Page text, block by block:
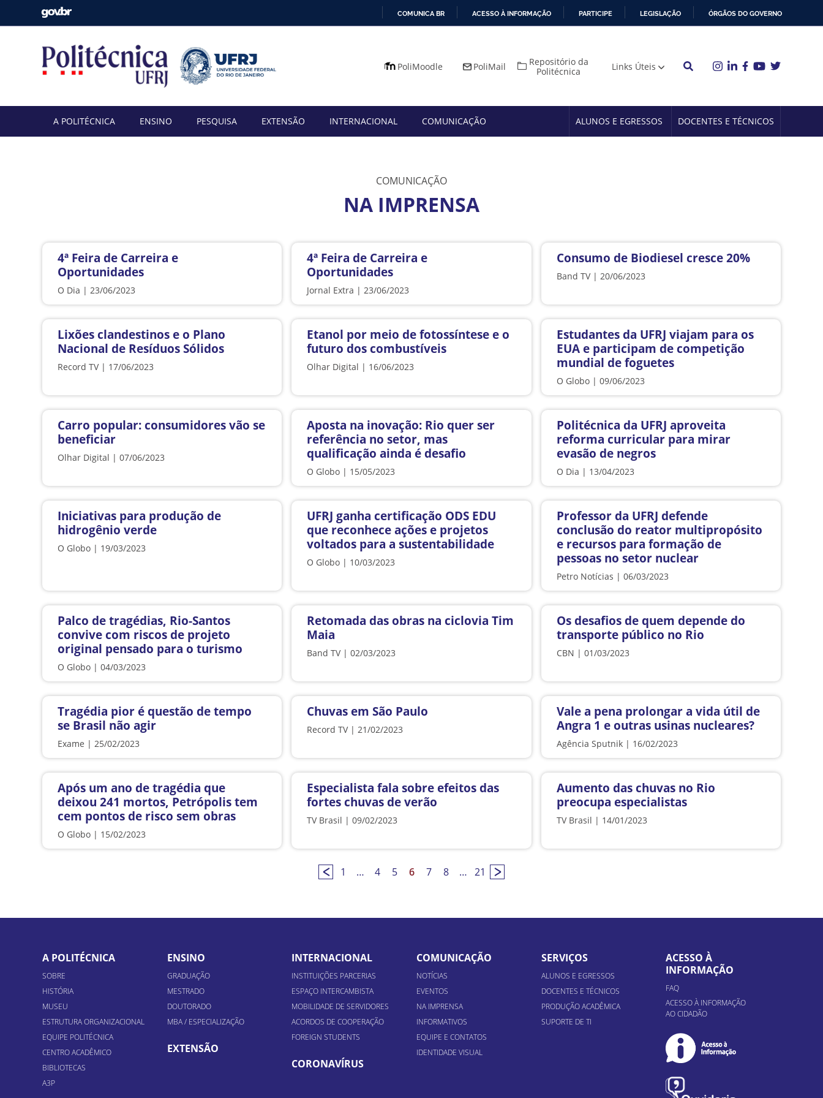
O
COMUNICA BR ACESSO À INFORMAÇÃO PARTICIPE LEGISLAÇÃO ÓRGÃOS DO GOVERNO
PoliMoodle PoliMail
Repositório da
Politécnica
Links Úteis
A POLITÉCNICA ENSINO PESQUISA EXTENSÃO INTERNACIONAL COMUNICAÇÃO ALUNOS E EGRESSOS DOCENTES E TÉCNICOS
COMUNICAÇÃO
NA IMPRENSA
4ª Feira de Carreira e
Oportunidades
O Dia | 23/06/2023
4ª Feira de Carreira e
Oportunidades
Jornal Extra | 23/06/2023
Consumo de Biodiesel cresce 20%
Band TV | 20/06/2023
Lixões clandestinos e o Plano
Nacional de Resíduos Sólidos
Record TV | 17/06/2023
Etanol por meio de fotossíntese e o
futuro dos combustíveis
Olhar Digital | 16/06/2023
Estudantes da UFRJ viajam para os
EUA e participam de competição
mundial de foguetes
O Globo | 09/06/2023
Carro popular: consumidores vão se
beneficiar
Olhar Digital | 07/06/2023
Aposta na inovação: Rio quer ser
referência no setor, mas
qualificação ainda é desafio
O Globo | 15/05/2023
Politécnica da UFRJ aproveita
reforma curricular para mirar
evasão de negros
O Dia | 13/04/2023
Iniciativas para produção de
hidrogênio verde
O Globo | 19/03/2023
UFRJ ganha certificação ODS EDU
que reconhece ações e projetos
voltados para a sustentabilidade
O Globo | 10/03/2023
Professor da UFRJ defende
conclusão do reator multipropósito
e recursos para formação de
pessoas no setor nuclear
Petro Notícias | 06/03/2023
Palco de tragédias, Rio-Santos
convive com riscos de projeto
original pensado para o turismo
O Globo | 04/03/2023
Retomada das obras na ciclovia Tim
Maia
Band TV | 02/03/2023
Os desafios de quem depende do
transporte público no Rio
CBN | 01/03/2023
Tragédia pior é questão de tempo
se Brasil não agir
Exame | 25/02/2023
Chuvas em São Paulo
Record TV | 21/02/2023
Vale a pena prolongar a vida útil de
Angra 1 e outras usinas nucleares?
Agência Sputnik | 16/02/2023
Após um ano de tragédia que
deixou 241 mortos, Petrópolis tem
cem pontos de risco sem obras
O Globo | 15/02/2023
Especialista fala sobre efeitos das
fortes chuvas de verão
TV Brasil | 09/02/2023
Aumento das chuvas no Rio
preocupa especialistas
TV Brasil | 14/01/2023
1 … 4 5 6 7 8 … 21
A POLITÉCNICA
SOBRE
HISTÓRIA
MUSEU
ESTRUTURA ORGANIZACIONAL
EQUIPE POLITÉCNICA
CENTRO ACADÊMICO
BIBLIOTECAS
A3P
ENSINO
GRADUAÇÃO
MESTRADO
DOUTORADO
MBA / ESPECIALIZAÇÃO
EXTENSÃO
INTERNACIONAL
INSTITUIÇÕES PARCERIAS
ESPAÇO INTERCAMBISTA
MOBILIDADE DE SERVIDORES
ACORDOS DE COOPERAÇÃO
FOREIGN STUDENTS
CORONAVÍRUS
COMUNICAÇÃO
NOTÍCIAS
EVENTOS
NA IMPRENSA
INFORMATIVOS
EQUIPE E CONTATOS
IDENTIDADE VISUAL
SERVIÇOS
ALUNOS E EGRESSOS
DOCENTES E TÉCNICOS
PRODUÇÃO ACADÊMICA
SUPORTE DE TI
ACESSO À
INFORMAÇÃO
FAQ
ACESSO À INFORMAÇÃO
AO CIDADÃO